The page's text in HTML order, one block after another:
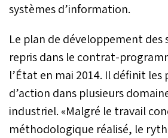
systèmes d’information.
Le plan de développement des
repris dans le contrat-
l’État en mai 2014. Il définit les
d’action dans plusieurs
industriel. «Malgré le travail
méthodologique réalisé, le